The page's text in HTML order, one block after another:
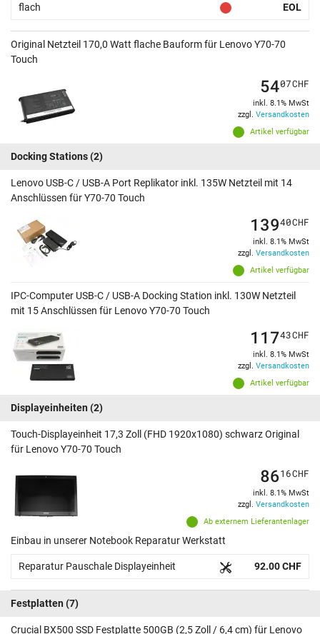
flach EOL
Original Netzteil 170,0 Watt flache Bauform für Lenovo Y70-70
Touch
Artikel verfügbar
5407CHF
inkl. 8.1% MwSt
zzgl. Versandkosten
Docking Stations(2)
Lenovo USB-C / USB-A Port Replikator inkl. 135W Netzteil mit 14
Anschlüssen für Y70-70 Touch
Artikel verfügbar
13940CHF
inkl. 8.1% MwSt
zzgl. Versandkosten
IPC-Computer USB-C / USB-A Docking Station inkl. 130W Netzteil
mit 15 Anschlüssen für Lenovo Y70-70 Touch
Artikel verfügbar
11743CHF
inkl. 8.1% MwSt
zzgl. Versandkosten
Displayeinheiten (2)
Touch-Displayeinheit 17,3 Zoll (FHD 1920x1080) schwarz Original
für Lenovo Y70-70 Touch
Ab externem Lieferantenlager
8616CHF
inkl. 8.1% MwSt
zzgl. Versandkosten
Einbau in unserer Notebook Reparatur Werkstatt
Reparatur Pauschale Displayeinheit 92.00 CHF
Festplatten (7)
Crucial BX500 SSD Festplatte 500GB (2,5 Zoll / 6,4 cm) für Lenovo